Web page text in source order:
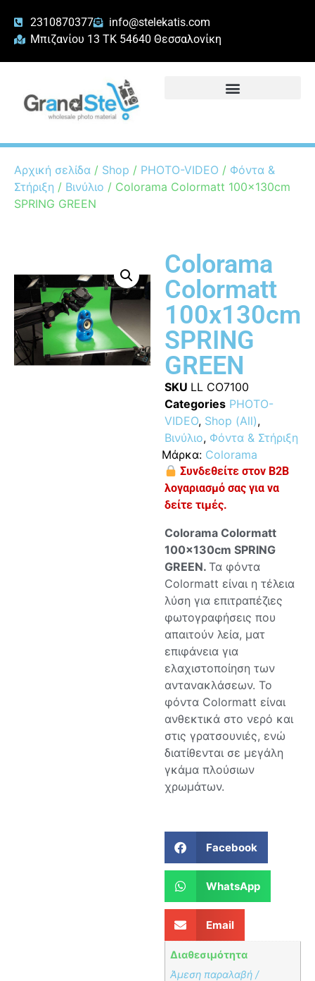
2310870377
info@stelekatis.com
Μπιζανίου 13 ΤΚ 54640 Θεσσαλονίκη
Αρχική σελίδα / Shop / PHOTO-VIDEO / Φόντα &
Στήριξη / Βινύλιο / Colorama Colormatt 100x130cm
SPRING GREEN
Colorama
Colormatt
100x130cm
SPRING
GREEN
SKU LL CO7100
Categories PHOTO-
VIDEO, Shop (All),
Βινύλιο, Φόντα & Στήριξη
Μάρκα: Colorama
Συνδεθείτε στον B2B
λογαριασμό σας για να
δείτε τιμές.
Colorama Colormatt
100x130cm SPRING
GREEN. Τα φόντα
Colormatt είναι η τέλεια
λύση για επιτραπέζιες
φωτογραφήσεις που
απαιτούν λεία, ματ
επιφάνεια για
ελαχιστοποίηση των
αντανακλάσεων. Το
φόντα Colormatt είναι
ανθεκτικά στο νερό και
στις γρατσουνιές, ενώ
διατίθενται σε μεγάλη
γκάμα πλούσιων
χρωμάτων.
Facebook
WhatsApp
Email
Διαθεσιμότητα
Άμεση παραλαβή /